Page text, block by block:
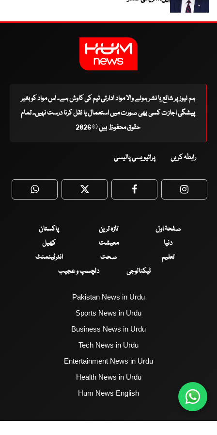
ہم نیوز پر شائع یا نشر ہونے والا مواد ادارتی ٹیم کی کاوش ہے۔ اس مواد کو بغیر
پیشگی اجازت کسی بھی صورت میں استعمال یا نقل کرنا درست نہیں۔ تمام
حقوق محفوظ ہیں © 2026
رابطہ کریں پرائیویسی پالیسی
WhatsApp Twitter Facebook
صفحۂ اول تازہ ترین
پاکستان
دنیا
معیشت
کھیل
تعلیم
صحت
انٹرٹینمنٹ
ٹیکنالوجی
دلچسپ و عجیب
Pakistan News in Urdu
Sports News in Urdu
Business News in Urdu
Tech News in Urdu
Entertainment News in Urdu
Health News in Urdu
Hum News English